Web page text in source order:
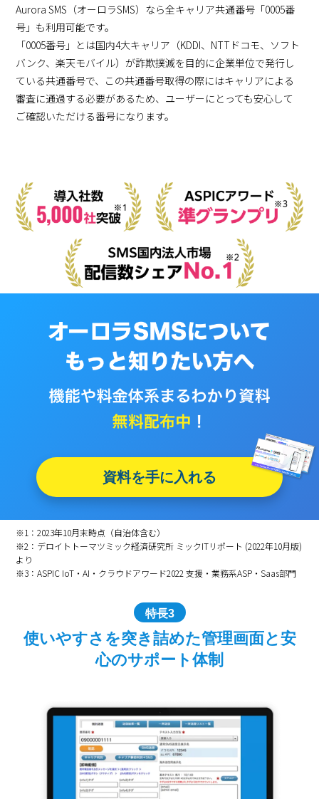
Aurora SMS（オーロラSMS）なら全キャリア共通番号「0005番
号」も利用可能です。
「0005番号」とは国内4大キャリア（KDDI、NTTドコモ、ソフト
バンク、楽天モバイル）が詐欺撲滅を目的に企業単位で発行し
ている共通番号で、この共通番号取得の際にはキャリアによる
審査に通過する必要があるため、ユーザーにとっても安心して
ご確認いただける番号になります。
資料を手に入れる
※1：2023年10月末時点（自治体含む）
※2：デロイトトーマツミック経済研究所 ミックITリポート (2022年10月版)
より
※3：ASPIC IoT・AI・クラウドアワード2022 支援・業務系ASP・Saas部門
特長3
使いやすさを突き詰めた管理画面と安
心のサポート体制